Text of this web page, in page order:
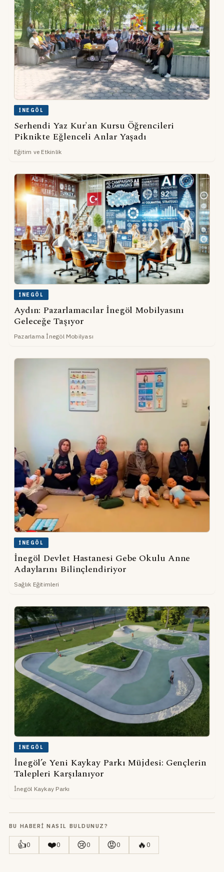
İNEGÖL
Serhendi Yaz Kur'an Kursu Öğrencileri
Piknikte Eğlenceli Anlar Yaşadı
Eğitim ve Etkinlik
İNEGÖL
Aydın: Pazarlamacılar İnegöl Mobilyasını
Geleceğe Taşıyor
Pazarlama İnegöl Mobilyası
İNEGÖL
İnegöl Devlet Hastanesi Gebe Okulu Anne
Adaylarını Bilinçlendiriyor
Sağlık Eğitimleri
İNEGÖL
İnegöl’e Yeni Kaykay Parkı Müjdesi: Gençlerin
Talepleri Karşılanıyor
İnegöl Kaykay Parkı
BU HABERI NASIL BULDUNUZ?
👍0 ❤️0 😢0 😡0 🔥0